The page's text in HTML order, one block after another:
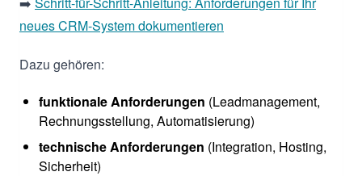
neues CRM-System dokumentieren
Dazu gehören:
funktionale Anforderungen (Leadmanagement,
Rechnungsstellung, Automatisierung)
technische Anforderungen (Integration, Hosting,
Sicherheit)